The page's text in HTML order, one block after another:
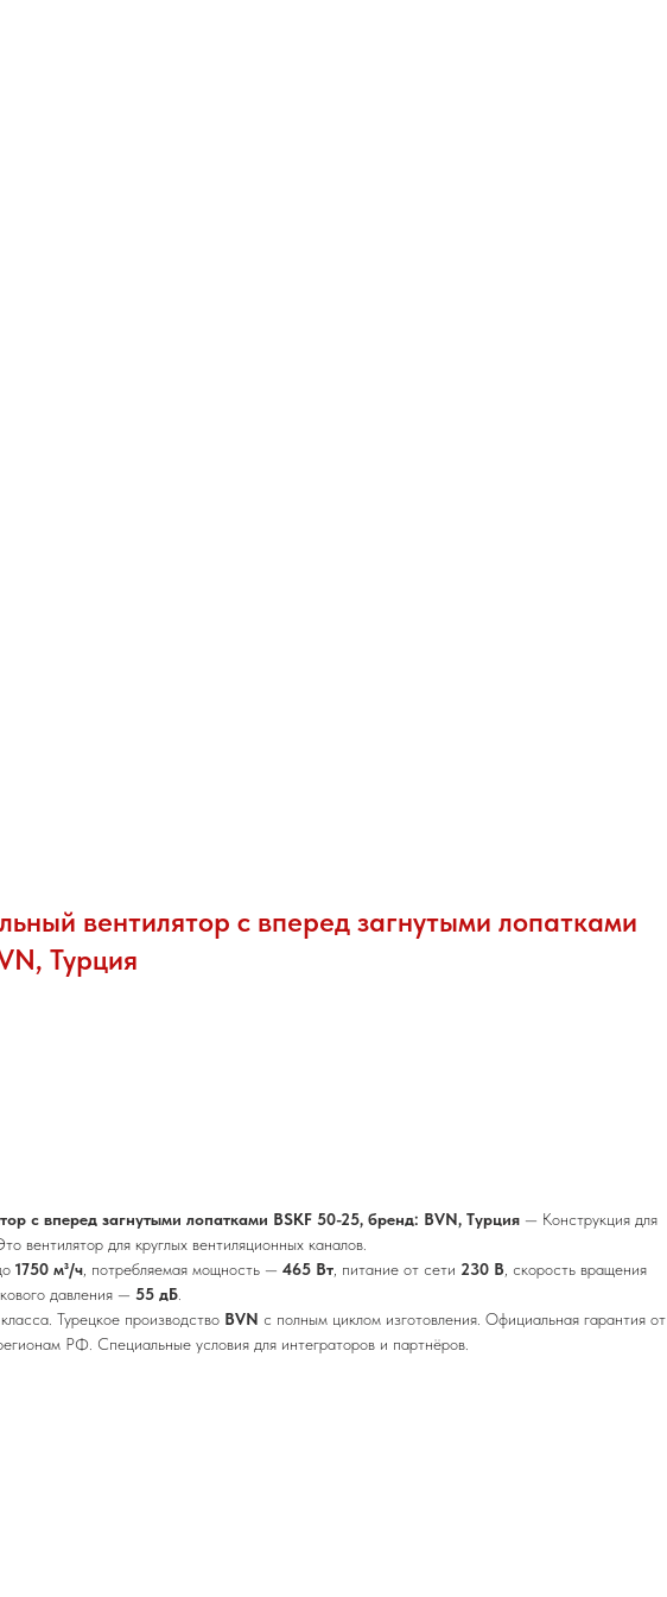
вентилятор с вперед загнутыми лопатками
Турция
с вперед загнутыми лопатками BSKF 50-25, бренд: BVN, Турция — Конструкция для
вентилятор для круглых вентиляционных каналов.
1750 м³/ч , потребляемая мощность — 465 Вт , питание от сети 230 В , скорость вращения
давления — 55 дБ
Турецкое производство BVN с полным циклом изготовления. Официальная гарантия от
РФ. Специальные условия для интеграторов и партнёров.